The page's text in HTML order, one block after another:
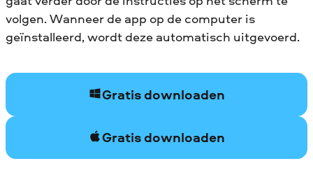
volgen. Wanneer de app op de computer is
geïnstalleerd, wordt deze automatisch uitgevoerd.
Gratis downloaden
Gratis downloaden